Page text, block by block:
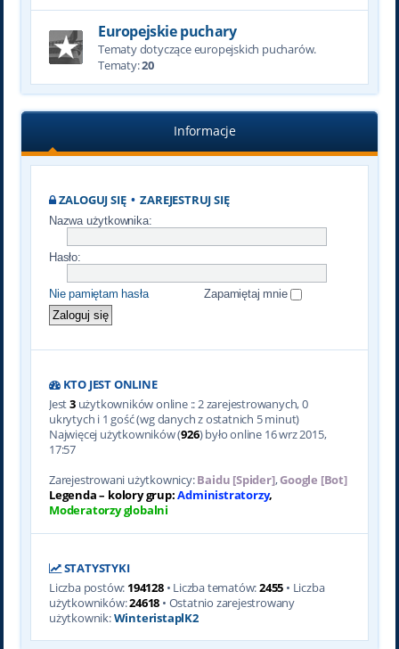
Europejskie puchary
Tematy dotyczące europejskich pucharów.
Tematy:20
Informacje
ZALOGUJ SIĘ•ZAREJESTRUJ SIĘ
Nazwa użytkownika:
Hasło:
Nie pamiętam hasła Zapamiętaj mnie
KTO JEST ONLINE
Jest3użytkowników online :: 2 zarejestrowanych, 0
ukrytych i 1 gość (wg danych z ostatnich 5 minut)
Najwięcej użytkowników (926) było online 16 wrz 2015,
17:57
Zarejestrowani użytkownicy:Baidu [Spider],Google [Bot]
Legenda – kolory grup:Administratorzy,
Moderatorzy globalni
STATYSTYKI
Liczba postów: 194128• Liczba tematów:2455 • Liczba
użytkowników:24618 • Ostatnio zarejestrowany
użytkownik:WinteristaplK2